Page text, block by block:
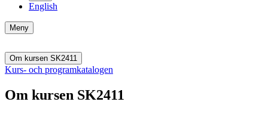
English
Meny
Om kursen SK2411
Kurs- och programkatalogen
Om kursen SK2411